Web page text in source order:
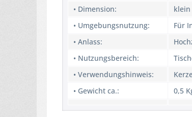
• Dimension:
klein
• Umgebungsnutzung:
Für
• Anlass:
• Nutzungsbereich:
• Verwendungshinweis:
• Gewicht ca.:
0,5